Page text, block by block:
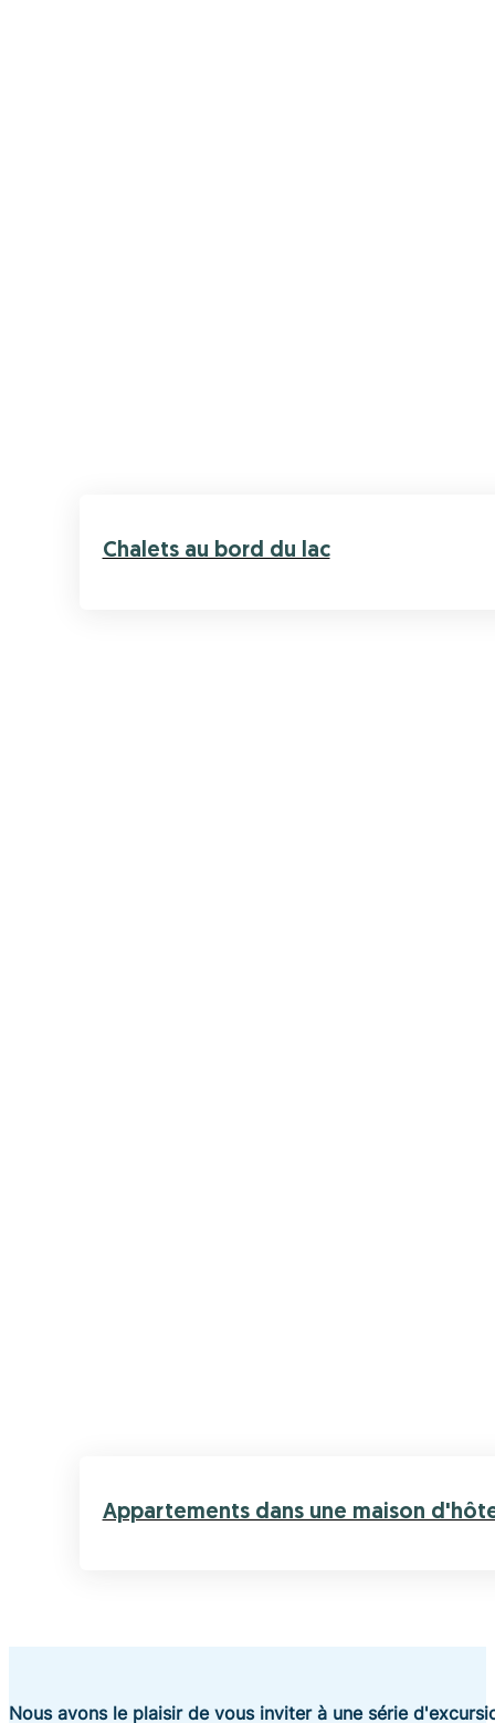
Chalets au bord du lac
Appartements dans une maison
Nous avons le plaisir de vous inviter à une série